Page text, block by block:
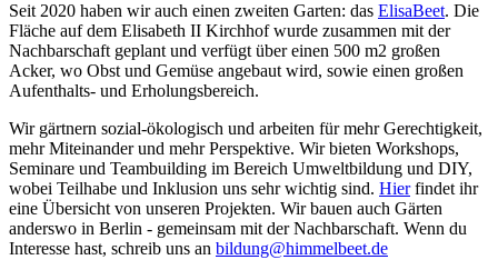
Seit 2020 haben wir auch einen zweiten Garten: das ElisaBeet. Die
Fläche auf dem Elisabeth II Kirchhof wurde zusammen mit der
Nachbarschaft geplant und verfügt über einen 500 m2 großen
Acker, wo Obst und Gemüse angebaut wird, sowie einen großen
Aufenthalts- und Erholungsbereich.
Wir gärtnern sozial-ökologisch und arbeiten für mehr Gerechtigkeit,
mehr Miteinander und mehr Perspektive. Wir bieten Workshops,
Seminare und Teambuilding im Bereich Umweltbildung und DIY,
wobei Teilhabe und Inklusion uns sehr wichtig sind. Hierfindet ihr
eine Übersicht von unseren Projekten. Wir bauen auch Gärten
anderswo in Berlin - gemeinsam mit der Nachbarschaft. Wenn du
Interesse hast, schreib uns an bildung@himmelbeet.de